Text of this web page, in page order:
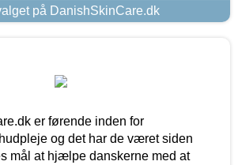
på DanishSkinCare.dk
er førende inden for
og det har de været siden
mål at hjælpe danskerne med at